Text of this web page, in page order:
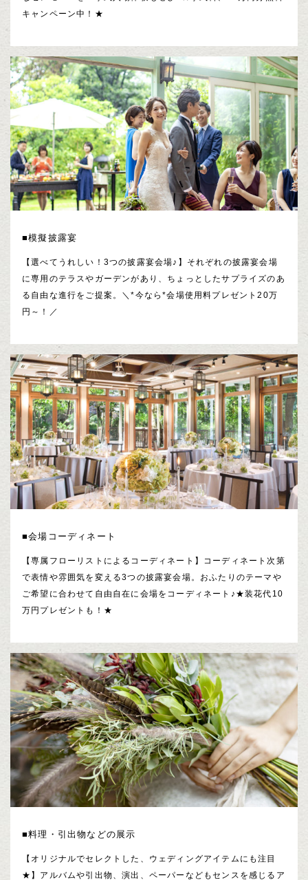
キャンペーン中！★
■模擬披露宴
【選べてうれしい！3つの披露宴会場♪】それぞれの披露宴会場
に専用のテラスやガーデンがあり、ちょっとしたサプライズのあ
る自由な進行をご提案。＼*今なら*会場使用料プレゼント20万
円～！／
■会場コーディネート
【専属フローリストによるコーディネート】コーディネート次第
で表情や雰囲気を変える3つの披露宴会場。おふたりのテーマや
ご希望に合わせて自由自在に会場をコーディネート♪★装花代10
万円プレゼントも！★
■料理・引出物などの展示
【オリジナルでセレクトした、ウェディングアイテムにも注目
★】アルバムや引出物、演出、ペーパーなどもセンスを感じるア